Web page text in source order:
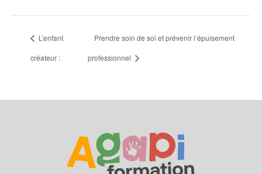
L’enfant
créateur :
Prendre soin de soi et prévenir l’épuisement
professionnel